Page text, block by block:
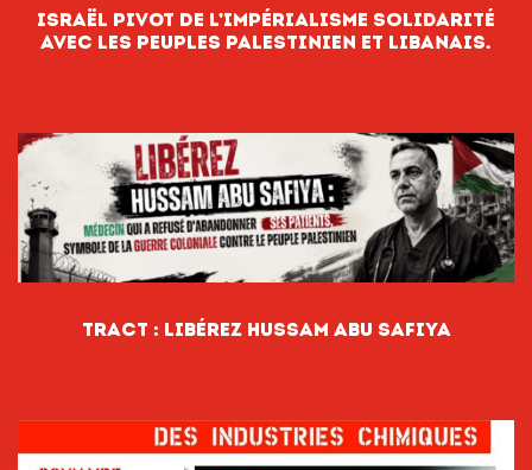
Israël PIVOT DE L’IMPÉRIALISME Solidarité
avec les peuples palestinien et libanais.
tract : libérez hussam abu safiya